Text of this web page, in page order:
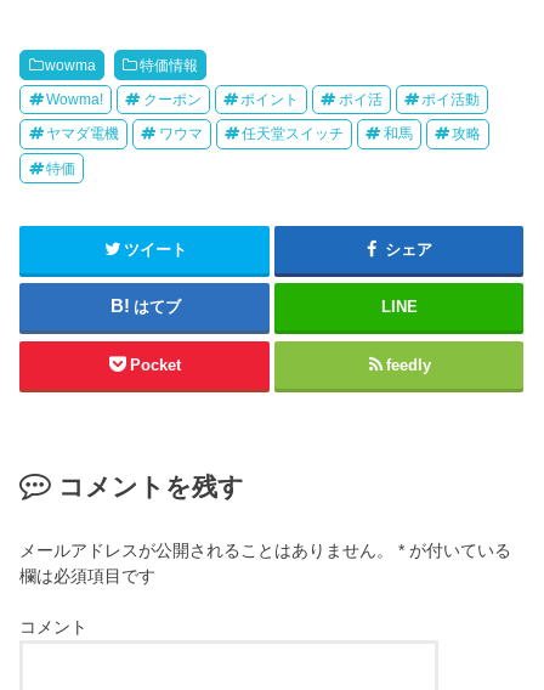
wowma 特価情報
Wowma! クーポン ポイント ポイ活 ポイ活動
ヤマダ電機 ワウマ 任天堂スイッチ 和馬 攻略
特価
ツイート シェア
はてブ LINE
Pocket feedly
コメントを残す
メールアドレスが公開されることはありません。 * が付いている
欄は必須項目です
コメント